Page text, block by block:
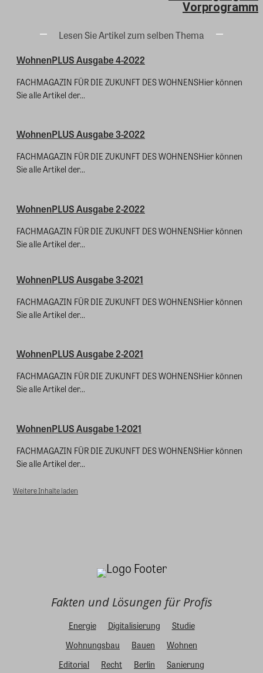
Vorprogramm
Lesen Sie Artikel zum selben Thema
WohnenPLUS Ausgabe 4-2022
FACHMAGAZIN FÜR DIE ZUKUNFT DES WOHNENSHier können
Sie alle Artikel der...
WohnenPLUS Ausgabe 3-2022
FACHMAGAZIN FÜR DIE ZUKUNFT DES WOHNENSHier können
Sie alle Artikel der...
WohnenPLUS Ausgabe 2-2022
FACHMAGAZIN FÜR DIE ZUKUNFT DES WOHNENSHier können
Sie alle Artikel der...
WohnenPLUS Ausgabe 3-2021
FACHMAGAZIN FÜR DIE ZUKUNFT DES WOHNENSHier können
Sie alle Artikel der...
WohnenPLUS Ausgabe 2-2021
FACHMAGAZIN FÜR DIE ZUKUNFT DES WOHNENSHier können
Sie alle Artikel der...
WohnenPLUS Ausgabe 1-2021
FACHMAGAZIN FÜR DIE ZUKUNFT DES WOHNENSHier können
Sie alle Artikel der...
Weitere Inhalte laden
Fakten und Lösungen für Profis
Energie Digitalisierung
Studie
Wohnungsbau
Bauen
Wohnen
Editorial
Recht Berlin
Sanierung